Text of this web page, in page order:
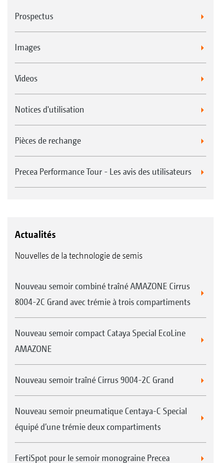
Prospectus
Images
Videos
Notices d'utilisation
Pièces de rechange
Precea Performance Tour - Les avis des utilisateurs
Actualités
Nouvelles de la technologie de semis
Nouveau semoir combiné traîné AMAZONE Cirrus
8004-2C Grand avec trémie à trois compartiments
Nouveau semoir compact Cataya Special EcoLine
AMAZONE
Nouveau semoir traîné Cirrus 9004-2C Grand
Nouveau semoir pneumatique Centaya-C Special
équipé d’une trémie deux compartiments
FertiSpot pour le semoir monograine Precea